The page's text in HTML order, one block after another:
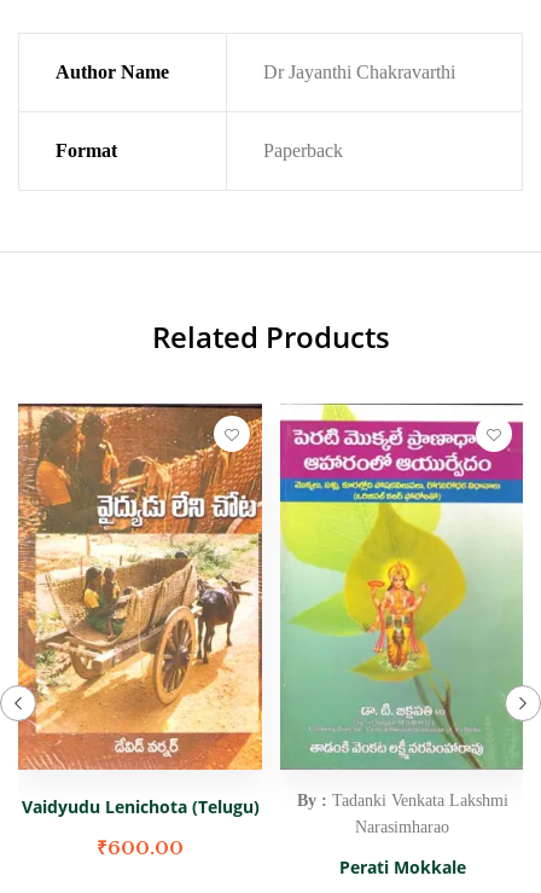
Author Name Dr Jayanthi Chakravarthi
Format Paperback
Related Products
Vaidyudu Lenichota (Telugu)
₹600.00
By : Tadanki Venkata Lakshmi
Narasimharao
Perati Mokkale